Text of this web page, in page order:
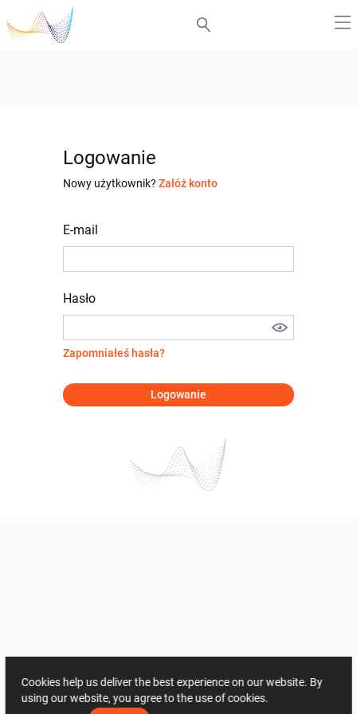
Logowanie
Nowy użytkownik? Załóż konto
E-mail
Hasło
Zapomniałeś hasła?
Logowanie
Cookies help us deliver the best experience on our website. By
using our website, you agree to the use of cookies.